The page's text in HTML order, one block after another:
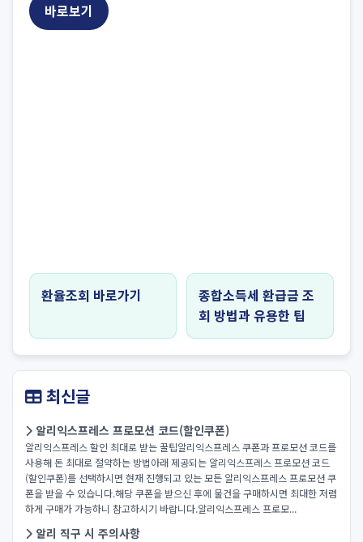
바로보기
환율조회 바로가기
종합소득세 환급금 조
회 방법과 유용한 팁
최신글
알리익스프레스 프로모션 코드(할인쿠폰)
알리익스프레스 할인 최대로 받는 꿀팁알리익스프레스 쿠폰과 프로모션 코드를
사용해 돈 최대로 절약하는 방법아래 제공되는 알리익스프레스 프로모션 코드
(할인쿠폰)를 선택하시면 현재 진행되고 있는 모든 알리익스프레스 프로모션 쿠
폰을 받을 수 있습니다.해당 쿠폰을 받으신 후에 물건을 구매하시면 최대한 저렴
하게 구매가 가능하니 참고하시기 바랍니다.알리익스프레스 프로모...
알리 직구 시 주의사항